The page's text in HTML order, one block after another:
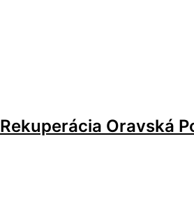
Rekuperácia Oravská